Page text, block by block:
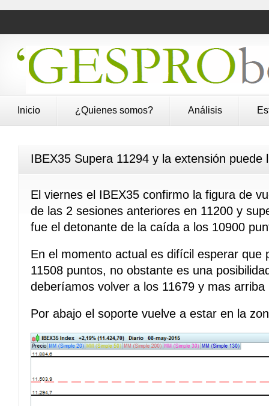
Inicio ¿Quienes somos? Análisis
IBEX35 Supera 11294 y la extensión puede
El viernes el IBEX35 confirmo la figura de
de las 2 sesiones anteriores en 11200 y
fue el detonante de la caída a los 10900
En el momento actual es difícil esperar que
11508 puntos, no obstante es una
deberíamos volver a los 11679 y mas arriba
Por abajo el soporte vuelve a estar en la